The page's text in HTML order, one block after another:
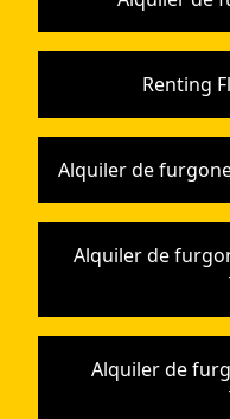
Renting
Alquiler de
Alquiler de
Alquiler de